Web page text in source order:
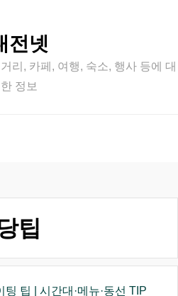
전넷
리, 카페, 여행, 숙소, 행사 등에 대
한 정보
팁